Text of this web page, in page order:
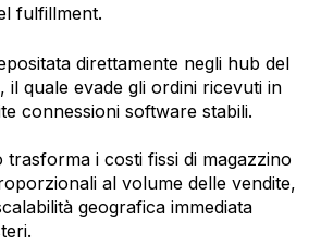
fulfillment.
direttamente negli hub del
il quale evade gli ordini ricevuti in
connessioni software stabili.
i costi fissi di magazzino
al volume delle vendite,
geografica immediata